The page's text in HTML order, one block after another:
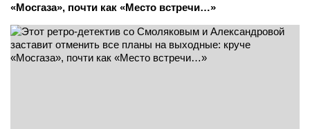
«Мосгаза», почти как «Место встречи…»